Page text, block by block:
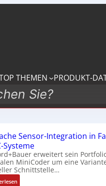
THEMEN PRODUKT-
Sensor-Integration in
Systeme
erweitert sein
MiniCoder um eine
Schnittstelle…
: